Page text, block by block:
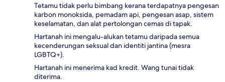
Tetamu tidak perlu bimbang kerana terdapatnya pengesan
karbon monoksida, pemadam api, pengesan asap, sistem
keselamatan, dan alat pertolongan cemas di tapak.
Hartanah ini mengalu-alukan tetamu daripada semua
kecenderungan seksual dan identiti jantina (mesra
LGBTQ+).
Hartanah ini menerima kad kredit. Wang tunai tidak
diterima.